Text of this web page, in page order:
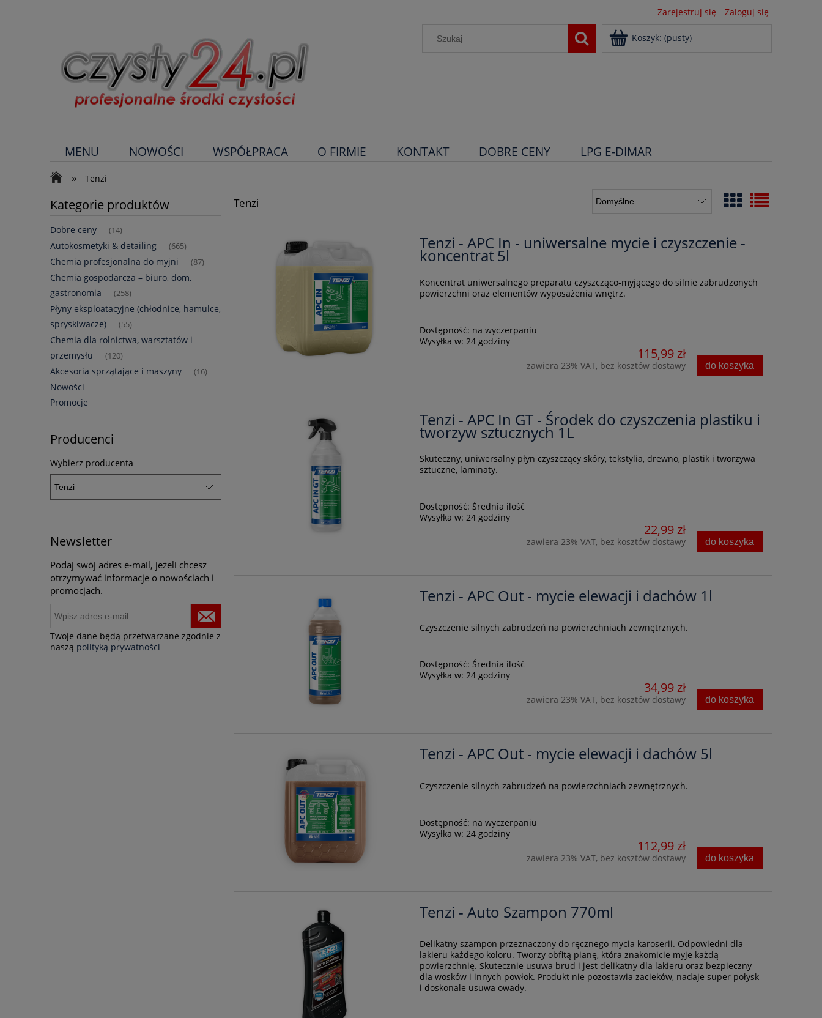
Zarejestruj się Zaloguj się
Koszyk: (pusty)
MENU NOWOŚCI WSPÓŁPRACA O FIRMIE KONTAKT DOBRE CENY LPG E-DIMAR
» Tenzi
Kategorie produktów
Dobre ceny (14)
Autokosmetyki & detailing (665)
Chemia profesjonalna do myjni (87)
Chemia gospodarcza – biuro, dom,
gastronomia
(258)
Płyny eksploatacyjne (chłodnice, hamulce,
spryskiwacze)
(55)
Chemia dla rolnictwa, warsztatów i
przemysłu
(120)
Akcesoria sprzątające i maszyny (16)
Nowości
Promocje
Producenci
Wybierz producenta
Newsletter
Podaj swój adres e-mail, jeżeli chcesz
otrzymywać informacje o nowościach i
promocjach.
Twoje dane będą przetwarzane zgodnie z
naszą polityką prywatności
Tenzi
Tenzi - APC In - uniwersalne mycie i czyszczenie -
koncentrat 5l
Koncentrat uniwersalnego preparatu czyszcząco-myjącego do silnie zabrudzonych
powierzchni oraz elementów wyposażenia wnętrz.
Dostępność: na wyczerpaniu
Wysyłka w: 24 godziny
115,99 zł
zawiera 23% VAT, bez kosztów dostawy do koszyka
Tenzi - APC In GT - Środek do czyszczenia plastiku i
tworzyw sztucznych 1L
Skuteczny, uniwersalny płyn czyszczący skóry, tekstylia, drewno, plastik i tworzywa
sztuczne, laminaty.
Dostępność: Średnia ilość
Wysyłka w: 24 godziny
22,99 zł
zawiera 23% VAT, bez kosztów dostawy do koszyka
Tenzi - APC Out - mycie elewacji i dachów 1l
Czyszczenie silnych zabrudzeń na powierzchniach zewnętrznych.
Dostępność: Średnia ilość
Wysyłka w: 24 godziny
34,99 zł
zawiera 23% VAT, bez kosztów dostawy do koszyka
Tenzi - APC Out - mycie elewacji i dachów 5l
Czyszczenie silnych zabrudzeń na powierzchniach zewnętrznych.
Dostępność: na wyczerpaniu
Wysyłka w: 24 godziny
112,99 zł
zawiera 23% VAT, bez kosztów dostawy do koszyka
Tenzi - Auto Szampon 770ml
Delikatny szampon przeznaczony do ręcznego mycia karoserii. Odpowiedni dla
lakieru każdego koloru. Tworzy obfitą pianę, która znakomicie myje każdą
powierzchnię. Skutecznie usuwa brud i jest delikatny dla lakieru oraz bezpieczny
dla wosków i innych powłok. Produkt nie pozostawia zacieków, nadaje super połysk
i doskonale usuwa owady.